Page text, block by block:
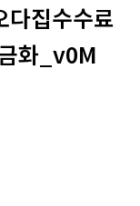
다집수수료
화_v0M